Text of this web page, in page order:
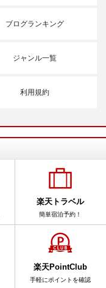
ブログランキング
ジャンル一覧
利用規約
楽天トラベル
簡単宿泊予約！
楽天PointClub
手軽にポイントを確認